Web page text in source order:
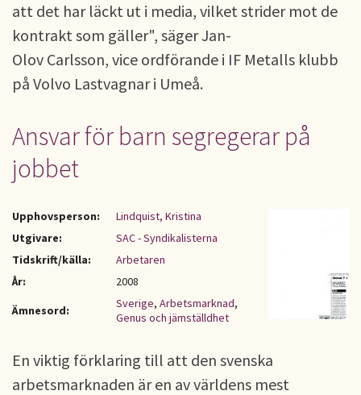
att det har läckt ut i media, vilket strider mot de
kontrakt som gäller", säger Jan-
Olov Carlsson, vice ordförande i IF Metalls klubb
på Volvo Lastvagnar i Umeå.
Ansvar för barn segregerar på
jobbet
Upphovsperson:
Lindquist, Kristina
Utgivare:
SAC - Syndikalisterna
Tidskrift/källa:
Arbetaren
År:
2008
Ämnesord:
Sverige, Arbetsmarknad,
Genus och jämställdhet
En viktig förklaring till att den svenska
arbetsmarknaden är en av världens mest